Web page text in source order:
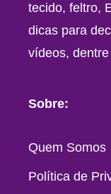
tecido, feltro,
dicas para
vídeos,
Sobre:
Quem Somos
Política de